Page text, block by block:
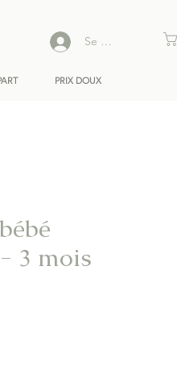
PRIX DOUX
Se connecter
3 mois